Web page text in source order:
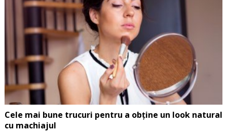
Cele mai bune trucuri pentru a obține un look natural
cu machiajul